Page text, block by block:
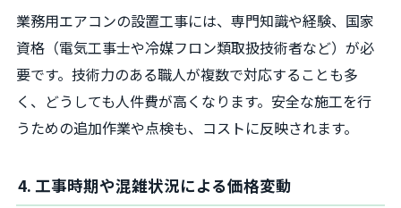
業務用エアコンの設置工事には、専門知識や経験、国家
資格（電気工事士や冷媒フロン類取扱技術者など）が必
要です。技術力のある職人が複数で対応することも多
く、どうしても人件費が高くなります。安全な施工を行
うための追加作業や点検も、コストに反映されます。
4. 工事時期や混雑状況による価格変動